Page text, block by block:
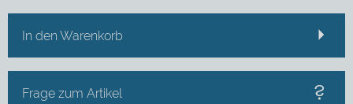
In den Warenkorb
Frage zum Artikel